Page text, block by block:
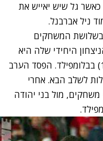
גל שיש יאייש את
ניל אברבנל.
כה 4 נקודות בשלושת המשחקים
היחידי שלה היא
השיגה נגד בית"ר ירושלים (1:2) בבלומפילד. הפסד הערב
לשלב הבא. אחרי
מול בני יהודה